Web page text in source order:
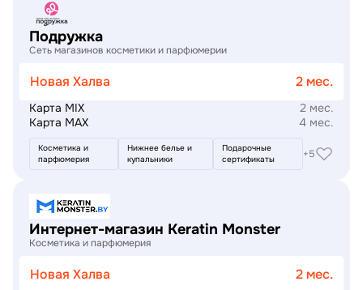
Подружка
Сеть магазинов косметики и парфюмерии
Карта MIX
2 мес.
Карта MAX
4 мес.
Новая Халва 2 мес.
Косметика и
парфюмерия
Нижнее белье и
купальники
Подарочные
сертификаты
+5
Интернет-магазин Keratin Monster
Косметика и парфюмерия
Новая Халва 2 мес.